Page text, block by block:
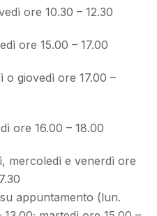
ore 10.30 – 12.30
ore 15.00 – 17.00
o giovedì ore 17.00 –
ore 16.00 – 18.00
mercoledì e venerdì ore
appuntamento (lun.